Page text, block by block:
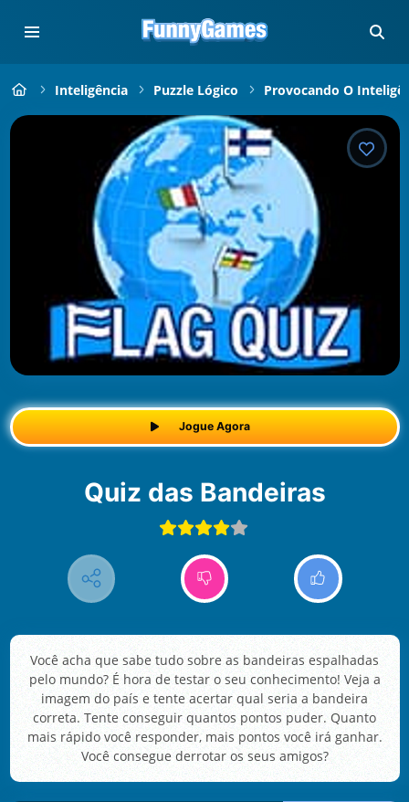
Inteligência Puzzle Lógico Provocando O
Jogue Agora
Quiz das Bandeiras
Você acha que sabe tudo sobre as bandeiras espalhadas
pelo mundo? É hora de testar o seu conhecimento! Veja a
imagem do país e tente acertar qual seria a bandeira
correta. Tente conseguir quantos pontos puder. Quanto
mais rápido você responder, mais pontos você irá ganhar.
Você consegue derrotar os seus amigos?